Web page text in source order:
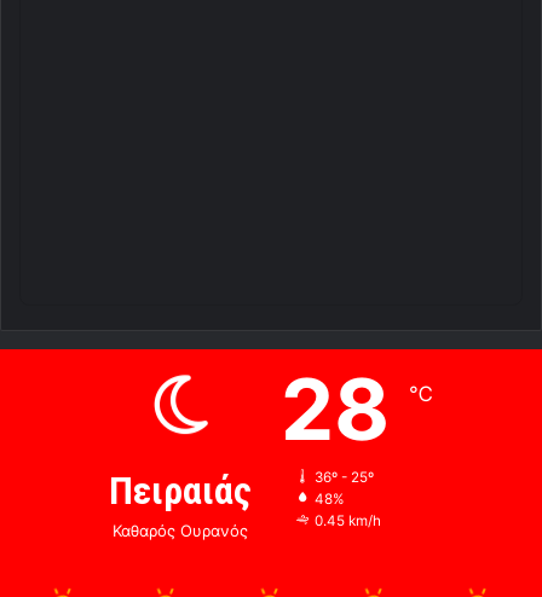
Πειραιάς
Καθαρός Ουρανός
28 ℃
36º - 25º
48%
0.45 km/h